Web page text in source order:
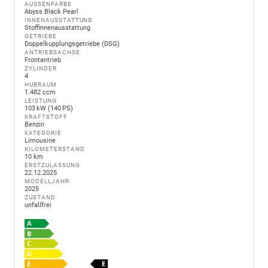
AUSSENFARBE
Abyss Black Pearl
INNENAUSSTATTUNG
Stoffinnenausstattung
GETRIEBE
Doppelkupplungsgetriebe (DSG)
ANTRIEBSACHSE
Frontantrieb
ZYLINDER
4
HUBRAUM
1.482 ccm
LEISTUNG
103 kW (140 PS)
KRAFTSTOFF
Benzin
KATEGORIE
Limousine
KILOMETERSTAND
10 km
ERSTZULASSUNG
22.12.2025
MODELLJAHR
2025
ZUSTAND
unfallfrei